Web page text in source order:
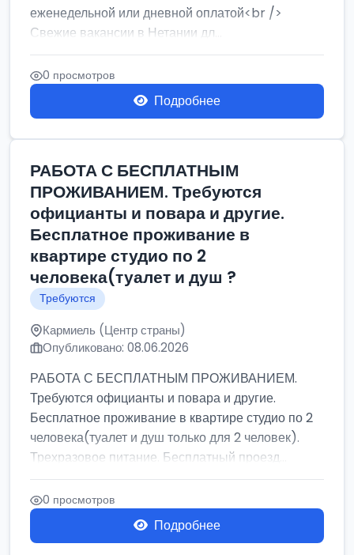
еженедельной или дневной оплатой<br />
Свежие вакансии в Нетании дл...
0 просмотров
Подробнее
РАБОТА С БЕСПЛАТНЫМ
ПРОЖИВАНИЕМ. Требуются
официанты и повара и другие.
Бесплатное проживание в
квартире студио по 2
человека(туалет и душ ?
Требуются
Кармиель (Центр страны)
Опубликовано: 08.06.2026
РАБОТА С БЕСПЛАТНЫМ ПРОЖИВАНИЕМ.
Требуются официанты и повара и другие.
Бесплатное проживание в квартире студио по 2
человека(туалет и душ только для 2 человек).
Трехразовое питание. Бесплатный проезд...
0 просмотров
Подробнее